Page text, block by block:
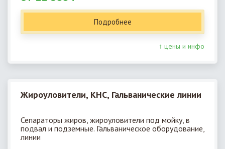
Подробнее
↑ цены и инфо
Жироуловители, КНС, Гальванические линии
Сепараторы жиров, жироуловители под мойку, в
подвал и подземные. Гальваническое оборудование,
линии